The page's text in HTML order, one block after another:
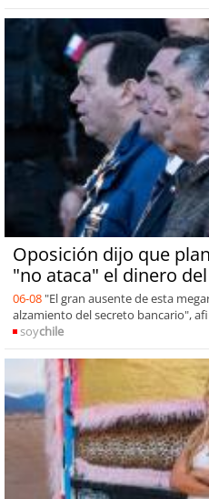
Oposición dijo que
"no ataca" el dinero
06-08 "El gran ausente de esta
alzamiento del secreto bancario",
soychile